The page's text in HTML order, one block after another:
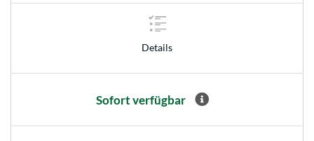
Details
Sofort verfügbar